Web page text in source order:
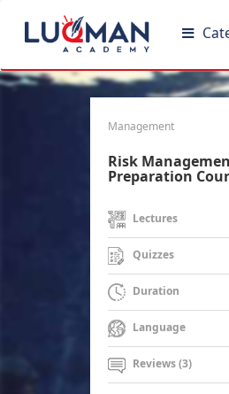
Management
Risk
Preparation
Lectures
Quizzes
Duration
Language
Reviews (3)